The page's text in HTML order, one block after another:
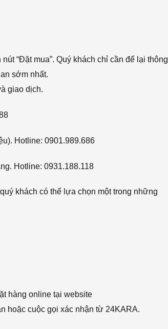
“Đặt mua”. Quý khách chỉ cần để lại thông
sớm nhất.
giao dịch.
Hotline: 0901.989.686
Hotline: 0931.188.118
khách có thể lựa chọn một trong những
hàng online tại website
hoặc cuộc gọi xác nhận từ 24KARA.